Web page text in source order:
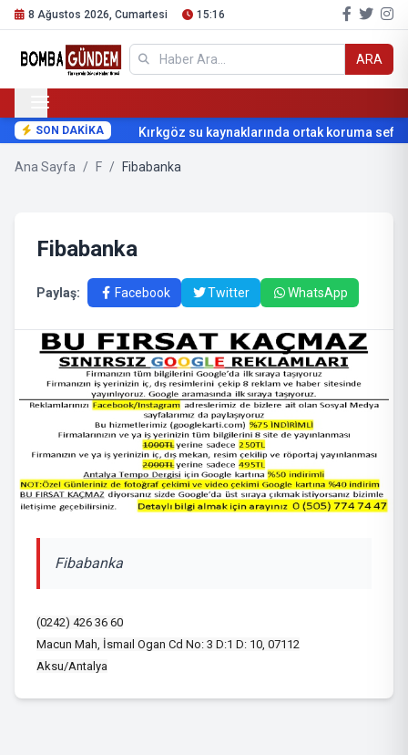
8 Ağustos 2026, Cumartesi 15:16
ARA
SON DAKİKA Kırkgöz su kaynaklarında ortak koruma
Ana Sayfa / F / Fibabanka
Fibabanka
Paylaş: Facebook Twitter WhatsApp
Fibabanka
(0242) 426 36 60
Macun Mah, İsmaıl Ogan Cd No: 3 D:1 D: 10, 07112
Aksu/Antalya